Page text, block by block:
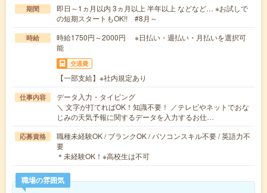
期間
即日～1ヵ月以内 3ヵ月以上 半年以上 などなど… ※お試しで
の短期スタートもOK!! #8月～
時給
時給1750円～2000円 ※日払い・週払い・月払いを選択可
能
交通費
【一部支給】※社内規定あり
仕事内容
データ入力・タイピング
＼ 文字が打てればOK！知識不要！ ／テレビやネットでおな
じみの天気予報に関するデータを入力するお仕…
応募資格
職種未経験OK / ブランクOK / パソコンスキル不要 / 英語力不
要
＊未経験OK！※高校生は不可
職場の雰囲気